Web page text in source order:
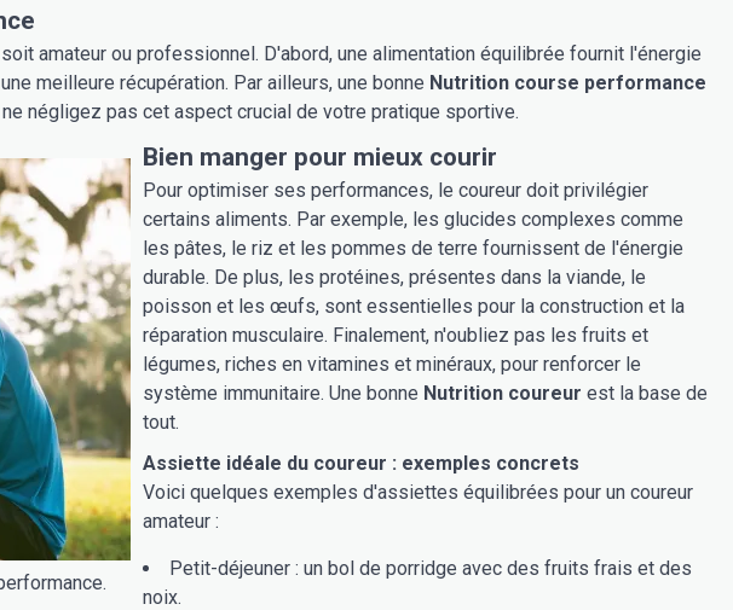
amateur ou professionnel. D'abord, une alimentation équilibrée fournit l'énergie
meilleure récupération. Par ailleurs, une bonne Nutrition course performance
négligez pas cet aspect crucial de votre pratique sportive.
Bien manger pour mieux courir
Pour optimiser ses performances, le coureur doit privilégier
certains aliments. Par exemple, les glucides complexes comme
les pâtes, le riz et les pommes de terre fournissent de l'énergie
durable. De plus, les protéines, présentes dans la viande, le
poisson et les œufs, sont essentielles pour la construction et la
réparation musculaire. Finalement, n'oubliez pas les fruits et
légumes, riches en vitamines et minéraux, pour renforcer le
système immunitaire. Une bonne Nutrition coureur est la base de
tout.
Assiette idéale du coureur : exemples concrets
Voici quelques exemples d'assiettes équilibrées pour un coureur
amateur :
Petit-déjeuner : un bol de porridge avec des fruits frais et des
noix.